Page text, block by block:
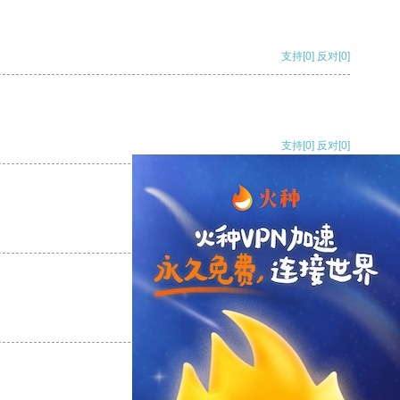
支持[0] 反对[0]
支持[0] 反对[0]
支持[0] 反对
支持